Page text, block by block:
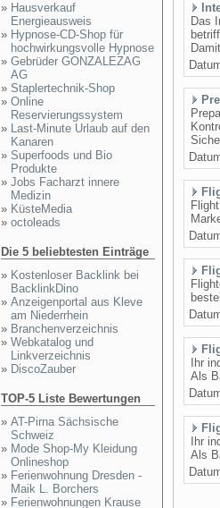
» Hausverkauf
Energieausweis
» Hypnose-CD-Shop für
hochwirkungsvolle Hypnose
» Gebrüder GONZALEZAG
AG
» Staplertechnik-Shop
» Online
Reservierungssystem
» Last-Minute Urlaub auf den
Kanaren
» Superfoods und Bio
Produkte
» Jobs Facharzt innere
Medizin
» KüsteMedia
» octoleads
Die 5 beliebtesten Einträge
» Kostenloser Backlink bei
BacklinkDino
» Anzeigenportal aus Kleve
am Niederrhein
» Branchenverzeichnis
» Webkatalog und
Linkverzeichnis
» DiscoZauber
TOP-5 Liste Bewertungen
» AT-Pirna Sächsische
Schweiz
» Mode Shop-My Kleidung
Onlineshop
» Ferienwohnung Dresden -
Maik L. Borchers
» Ferienwohnungen Krause
Das
Ihr
Als
Ihr
Als